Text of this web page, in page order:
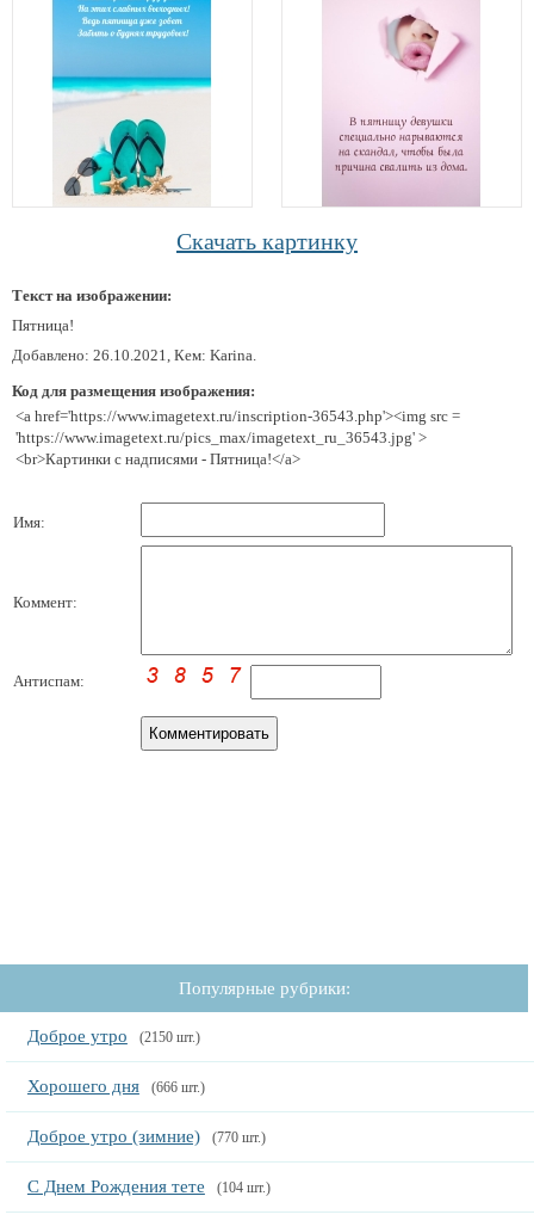
Скачать картинку
Текст на изображении:
Пятница!
Добавлено: 26.10.2021, Кем: Karina.
Код для размещения изображения:
<a href='https://www.imagetext.ru/inscription-36543.php'><img src =
'https://www.imagetext.ru/pics_max/imagetext_ru_36543.jpg' >
<br>Картинки с надписями - Пятница!</a>
Имя:
Коммент:
Антиспам:
Популярные рубрики:
Доброе утро (2150 шт.)
Хорошего дня (666 шт.)
Доброе утро (зимние) (770 шт.)
С Днем Рождения тете (104 шт.)